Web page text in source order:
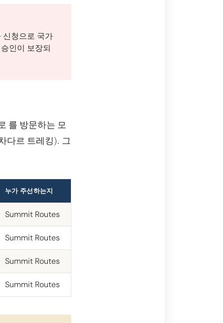
신청으로 국가
인이 보장되
를 방문하는 모
다르 트레킹). 그
누가 주선하는지
Summit Routes
Summit Routes
Summit Routes
Summit Routes